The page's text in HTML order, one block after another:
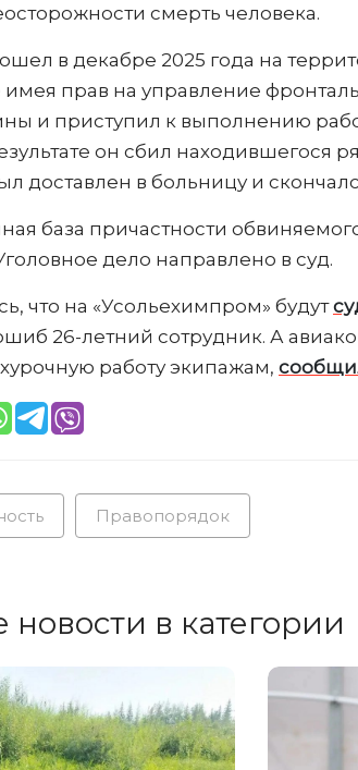
смерть человека.
в декабре 2025 года на
прав на управление
и приступил к выполнению
он сбил находившегося
доставлен в больницу и
база причастности
дело направлено в суд.
что на «Усольехимпром» будут
26-летний сотрудник. А
работу экипажам,
Правопорядок
в категории